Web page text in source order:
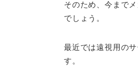
そのため、今まで
でしょう。
最近では遠視用の
す。